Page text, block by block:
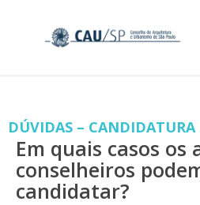
DÚVIDAS – CANDIDATURA
Em quais casos os
conselheiros
candidatar?